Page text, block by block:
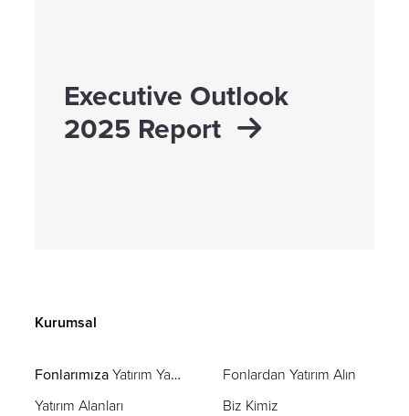
Executive Outlook
2025 Report
Kurumsal
FonlarımızaYatırım Yapın
Fonlardan Yatırım Alın
Yatırım Alanları
Biz Kimiz